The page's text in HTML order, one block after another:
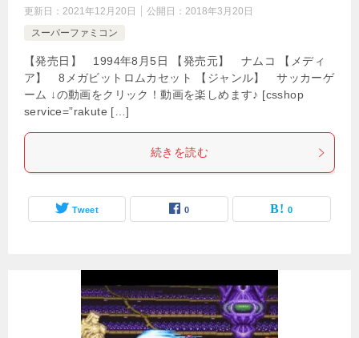
更新日： 2021年12月20日 公開日： 2018年3月20日
スーパーファミコン
【発売日】 1994年8月5日 【発売元】 ナムコ 【メディ
ア】 8メガビットロムカセット 【ジャンル】 サッカーゲ
ーム ↓の動画をクリック！動画を楽しめます♪ [csshop
service=”rakute […]
続きを読む
Tweet 0 0